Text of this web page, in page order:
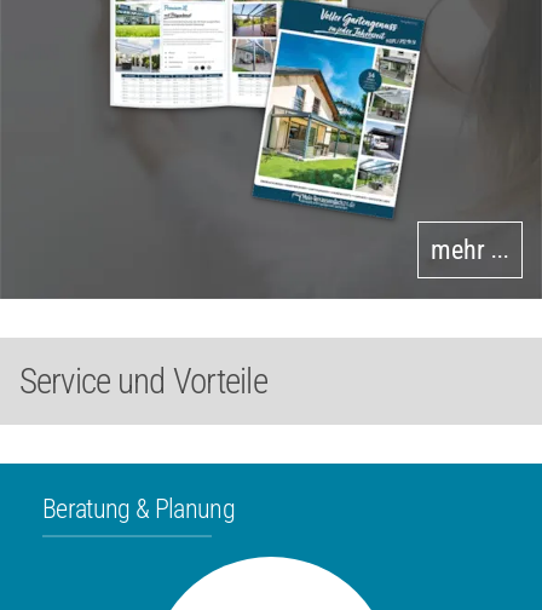
mehr •••
Service und Vorteile
Beratung & Planung